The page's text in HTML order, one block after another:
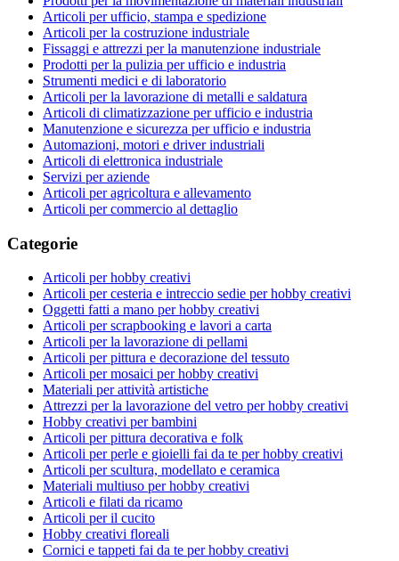
Articoli per ufficio, stampa e spedizione
Articoli per la costruzione industriale
Fissaggi e attrezzi per la manutenzione industriale
Prodotti per la pulizia per ufficio e industria
Strumenti medici e di laboratorio
Articoli per la lavorazione di metalli e saldatura
Articoli di climatizzazione per ufficio e industria
Manutenzione e sicurezza per ufficio e industria
Automazioni, motori e driver industriali
Articoli di elettronica industriale
Servizi per aziende
Articoli per agricoltura e allevamento
Articoli per commercio al dettaglio
Categorie
Articoli per hobby creativi
Articoli per cesteria e intreccio sedie per hobby creativi
Oggetti fatti a mano per hobby creativi
Articoli per scrapbooking e lavori a carta
Articoli per la lavorazione di pellami
Articoli per pittura e decorazione del tessuto
Articoli per mosaici per hobby creativi
Materiali per attività artistiche
Attrezzi per la lavorazione del vetro per hobby creativi
Hobby creativi per bambini
Articoli per pittura decorativa e folk
Articoli per perle e gioielli fai da te per hobby creativi
Articoli per scultura, modellato e ceramica
Materiali multiuso per hobby creativi
Articoli e filati da ricamo
Articoli per il cucito
Hobby creativi floreali
Cornici e tappeti fai da te per hobby creativi